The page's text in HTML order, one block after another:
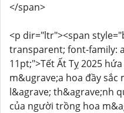
</span>
<p dir="ltr"><span
transparent; font-family:
11pt;">Tết Ất Tỵ 2025
m&ugrave;a hoa đầy sắc
l&agrave; th&agrave;nh
của người trồng hoa